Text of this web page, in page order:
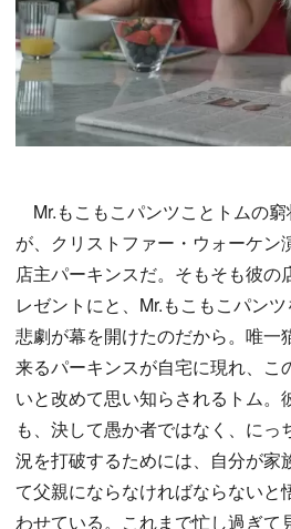
Mr.もこもこパンツことトムの
が、クリストファー・ウォーケン
店主パーキンスだ。そもそも彼の
レゼントにと、Mr.もこもこパン
悲劇が幕を開けたのだから。唯一
来るパーキンスが自宅に現れ、こ
いと改めて思い知らされるトム。
も、決して愚か者ではなく、にっ
況を打破するためには、自分が家
て父親にならなければならないと
わせている。これまで忙し過ぎて